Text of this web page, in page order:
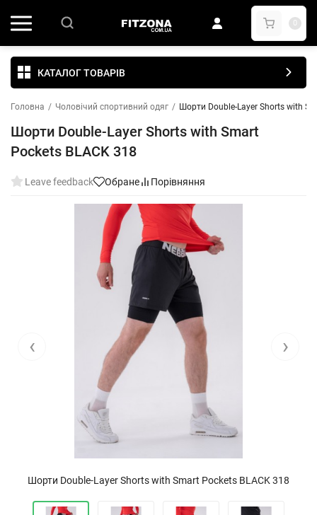
0
КАТАЛОГ ТОВАРІВ
Головна / Чоловічий спортивний одяг / Шорти Double-Layer Shorts with
Шорти Double-Layer Shorts with Smart
Pockets BLACK 318
Leave feedback Обране Порівняння
Шорти Double-Layer Shorts with Smart Pockets BLACK 318
‹ ›